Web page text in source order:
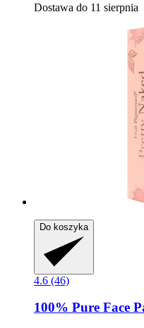
Dostawa do 11 sierpnia
Do koszyka
4.6 (46)
100% Pure Face